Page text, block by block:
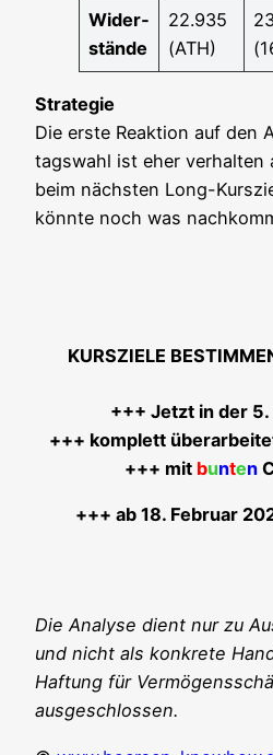
Wider­
stän­de
22.935
(ATH)
Stra­te­gie
Die ers­te Reak­ti­on auf den
tags­wahl ist eher ver­hal­ten
beim nächs­ten Long-
könn­te noch was
KURSZIELE
+++ Jetzt in der
+++ kom­plett
+++ mit bunten
+++ ab 18. Febru­ar
Die Ana­ly­se dient nur zu
und nicht als kon­kre­te
Haf­tung für
ausgeschlossen.